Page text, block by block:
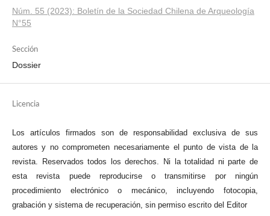
Núm. 55 (2023): Boletín de la Sociedad Chilena de Arqueología
N°55
Sección
Dossier
Licencia
Los artículos firmados son de responsabilidad exclusiva de sus
autores y no comprometen necesariamente el punto de vista de la
revista. Reservados todos los derechos. Ni la totalidad ni parte de
esta revista puede reproducirse o transmitirse por ningún
procedimiento electrónico o mecánico, incluyendo fotocopia,
grabación y sistema de recuperación, sin permiso escrito del Editor